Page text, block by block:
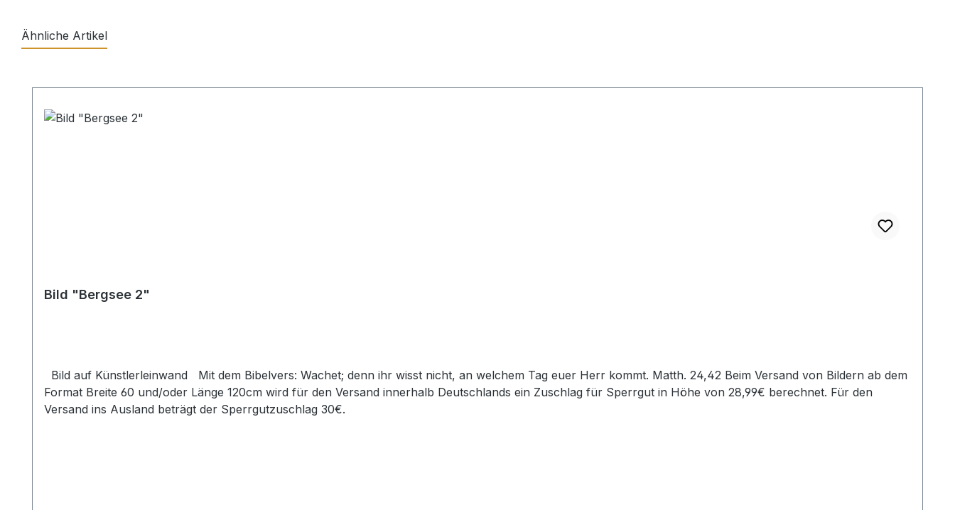
Ähnliche Artikel
Bild "Bergsee 2"
Bild auf Künstlerleinwand Mit dem Bibelvers: Wachet; denn ihr wisst nicht, an welchem Tag euer Herr kommt. Matth. 24,42 Beim Versand von Bildern ab dem
Format Breite 60 und/oder Länge 120cm wird für den Versand innerhalb Deutschlands ein Zuschlag für Sperrgut in Höhe von 28,99€ berechnet. Für den
Versand ins Ausland beträgt der Sperrgutzuschlag 30€.